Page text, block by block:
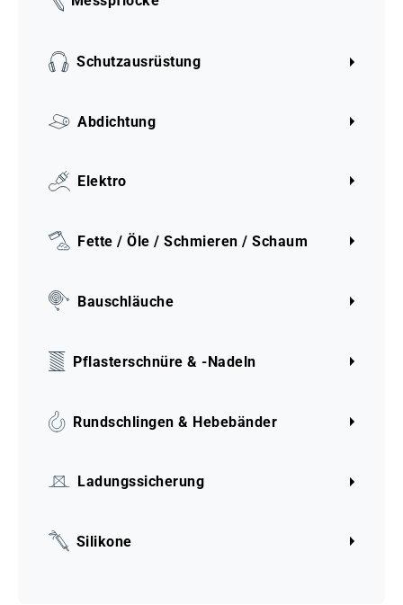
Schutzausrüstung
Abdichtung
Elektro
Fette / Öle / Schmieren / Schaum
Bauschläuche
Pflasterschnüre & -Nadeln
Rundschlingen & Hebebänder
Ladungssicherung
Silikone